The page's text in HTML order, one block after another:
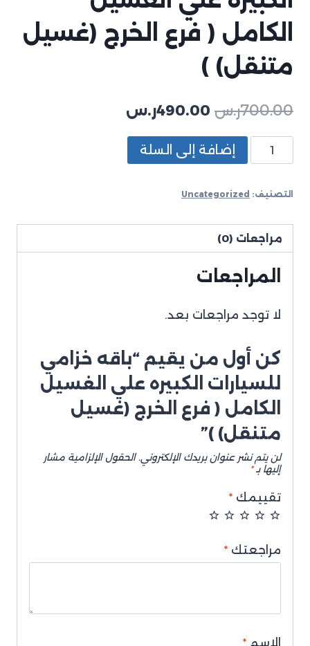
الكامل ( فرع الخرج (غسيل
متنقل) )
700.00ر.س 490.00ر.س
إضافة إلى السلة
التصنيف: Uncategorized
مراجعات (0)
المراجعات
لا توجد مراجعات بعد.
كن أول من يقيم “باقه خزامي
للسيارات الكبيره علي الغسيل
الكامل ( فرع الخرج (غسيل
متنقل) )”
لن يتم نشر عنوان بريدك الإلكتروني. الحقول الإلزامية مشار
إليها بـ*
تقييمك *
مراجعتك *
الاسم *